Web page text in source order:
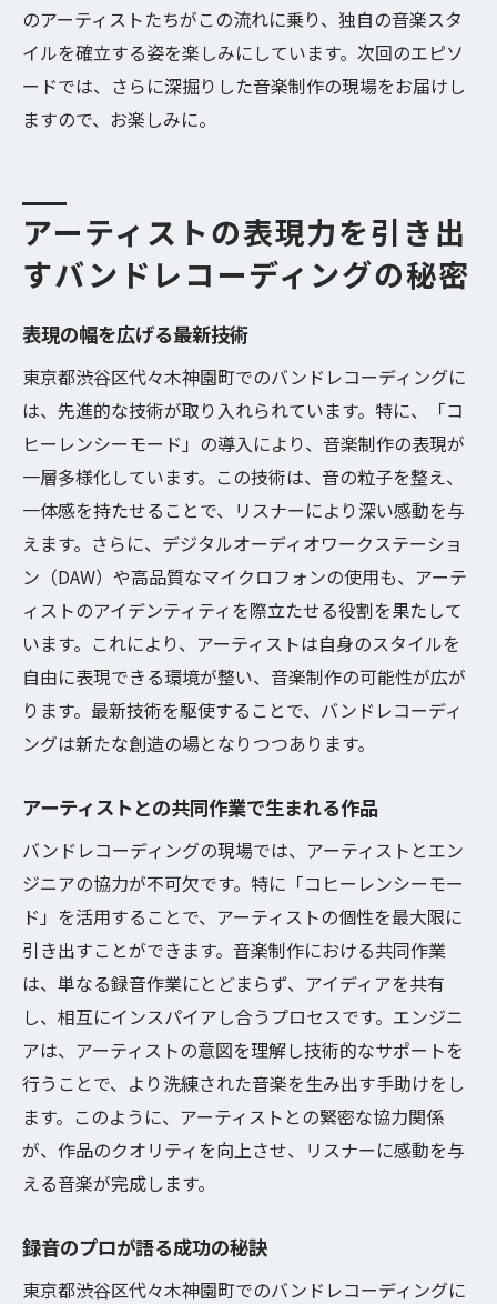
のアーティストたちがこの流れに乗り、独自の音楽スタ
イルを確立する姿を楽しみにしています。次回のエピソ
ードでは、さらに深掘りした音楽制作の現場をお届けし
ますので、お楽しみに。
アーティストの表現力を引き出
すバンドレコーディングの秘密
表現の幅を広げる最新技術
東京都渋谷区代々木神園町でのバンドレコーディングに
は、先進的な技術が取り入れられています。特に、「コ
ヒーレンシーモード」の導入により、音楽制作の表現が
一層多様化しています。この技術は、音の粒子を整え、
一体感を持たせることで、リスナーにより深い感動を与
えます。さらに、デジタルオーディオワークステーショ
ン（DAW）や高品質なマイクロフォンの使用も、アーテ
ィストのアイデンティティを際立たせる役割を果たして
います。これにより、アーティストは自身のスタイルを
自由に表現できる環境が整い、音楽制作の可能性が広が
ります。最新技術を駆使することで、バンドレコーディ
ングは新たな創造の場となりつつあります。
アーティストとの共同作業で生まれる作品
バンドレコーディングの現場では、アーティストとエン
ジニアの協力が不可欠です。特に「コヒーレンシーモー
ド」を活用することで、アーティストの個性を最大限に
引き出すことができます。音楽制作における共同作業
は、単なる録音作業にとどまらず、アイディアを共有
し、相互にインスパイアし合うプロセスです。エンジニ
アは、アーティストの意図を理解し技術的なサポートを
行うことで、より洗練された音楽を生み出す手助けをし
ます。このように、アーティストとの緊密な協力関係
が、作品のクオリティを向上させ、リスナーに感動を与
える音楽が完成します。
録音のプロが語る成功の秘訣
東京都渋谷区代々木神園町でのバンドレコーディングに